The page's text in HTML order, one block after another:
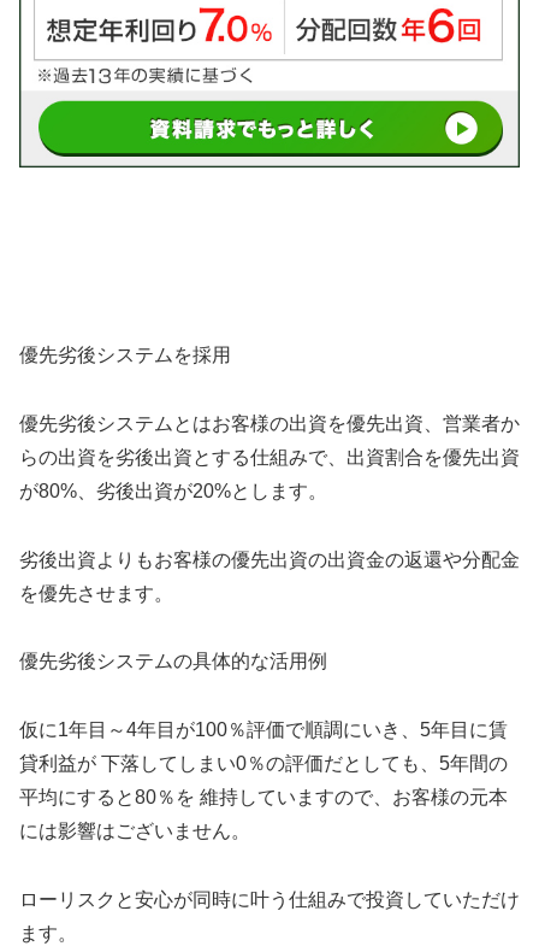
優先劣後システムを採用
優先劣後システムとはお客様の出資を優先出資、営業者か
らの出資を劣後出資とする仕組みで、出資割合を優先出資
が80%、劣後出資が20%とします。
劣後出資よりもお客様の優先出資の出資金の返還や分配金
を優先させます。
優先劣後システムの具体的な活用例
仮に1年目～4年目が100％評価で順調にいき、5年目に賃
貸利益が 下落してしまい0％の評価だとしても、5年間の
平均にすると80％を 維持していますので、お客様の元本
には影響はございません。
ローリスクと安心が同時に叶う仕組みで投資していただけ
ます。